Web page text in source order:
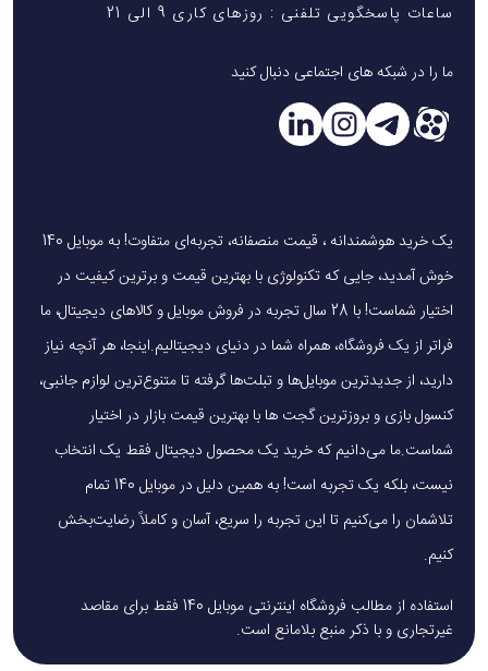
ساعات پاسخگویی تلفنی : روزهای کاری 9 الی 21
ما را در شبکه های اجتماعی دنبال کنید
یک خرید هوشمندانه ، قیمت منصفانه، تجربه‌ای متفاوت! به موبایل 140
خوش آمدید، جایی که تکنولوژی با بهترین قیمت و برترین کیفیت در
اختیار شماست! با 28 سال تجربه در فروش موبایل و کالاهای دیجیتال، ما
فراتر از یک فروشگاه، همراه شما در دنیای دیجیتالیم.اینجا، هر آنچه نیاز
دارید، از جدیدترین موبایل‌ها و تبلت‌ها گرفته تا متنوع‌ترین لوازم جانبی،
کنسول بازی و بروزترین گجت ها با بهترین قیمت بازار در اختیار
شماست.ما می‌دانیم که خرید یک محصول دیجیتال فقط یک انتخاب
نیست، بلکه یک تجربه است! به همین دلیل در موبایل 140 تمام
تلاشمان را می‌کنیم تا این تجربه را سریع، آسان و کاملاً رضایت‌بخش
کنیم.
استفاده از مطالب فروشگاه اینترنتی موبایل 140 فقط برای مقاصد
غیرتجاری و با ذکر منبع بلامانع است.